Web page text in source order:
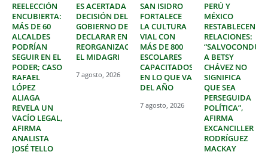
REELECCIÓN
ENCUBIERTA:
MÁS DE 60
ALCALDES
PODRÍAN
SEGUIR EN EL
PODER; CASO
RAFAEL
LÓPEZ
ALIAGA
REVELA UN
VACÍO LEGAL,
AFIRMA
ANALISTA
JOSÉ TELLO
ES ACERTADA
DECISIÓN DEL
GOBIERNO DE
DECLARAR EN
REORGANIZACIÓN
EL MIDAGRI
7 agosto, 2026
SAN ISIDRO
FORTALECE
LA CULTURA
VIAL CON
MÁS DE 800
ESCOLARES
CAPACITADOS
EN LO QUE VA
DEL AÑO
7 agosto, 2026
PERÚ Y
MÉXICO
RESTABLECEN
RELACIONES:
A BETSY
CHÁVEZ NO
SIGNIFICA
QUE SEA
PERSEGUIDA
POLÍTICA”,
AFIRMA
EXCANCILLER
RODRÍGUEZ
MACKAY